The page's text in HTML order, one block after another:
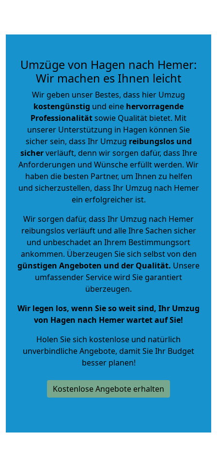
Umzüge von Hagen nach Hemer:
Wir machen es Ihnen leicht
Wir geben unser Bestes, dass hier Umzug
kostengünstig und eine hervorragende
Professionalitätsowie Qualität bietet. Mit
unserer Unterstützung in Hagen können Sie
sicher sein, dass Ihr Umzug reibungslos und
sicherverläuft, denn wir sorgen dafür, dass Ihre
Anforderungen und Wünsche erfüllt werden. Wir
haben die besten Partner, um Ihnen zu helfen
und sicherzustellen, dass Ihr Umzug nach Hemer
ein erfolgreicher ist.
Wir sorgen dafür, dass Ihr Umzug nach Hemer
reibungslos verläuft und alle Ihre Sachen sicher
und unbeschadet an Ihrem Bestimmungsort
ankommen. Überzeugen Sie sich selbst von den
günstigen Angeboten und der Qualität. Unsere
umfassender Service wird Sie garantiert
überzeugen.
Wir legen los, wenn Sie so weit sind, Ihr Umzug
von Hagen nach Hemer wartet auf Sie!
Holen Sie sich kostenlose und natürlich
unverbindliche Angebote, damit Sie Ihr Budget
besser planen!
Kostenlose Angebote erhalten